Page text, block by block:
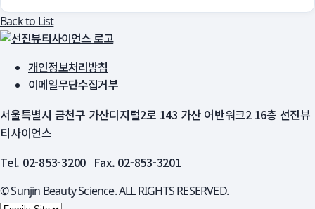
Back to List
개인정보처리방침
이메일무단수집거부
서울특별시 금천구 가산디지털2로 143 가산 어반워크2 16층 선진뷰
티사이언스
Tel. 02-853-3200 Fax. 02-853-3201
© Sunjin Beauty Science. ALL RIGHTS RESERVED.